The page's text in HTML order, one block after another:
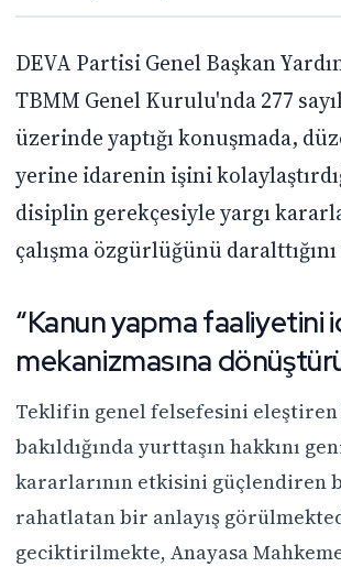
DEVA Partisi Genel Başkan
TBMM Genel Kurulu'nda 277
üzerinde yaptığı konuşmada,
yerine idarenin işini
disiplin gerekçesiyle yargı
çalışma özgürlüğünü
“Kanun yapma faaliyetini
mekanizmasına
Teklifin genel felsefesini eleştiren
bakıldığında yurttaşın hakkını
kararlarının etkisini
rahatlatan bir anlayış
geciktirilmekte, Anayasa